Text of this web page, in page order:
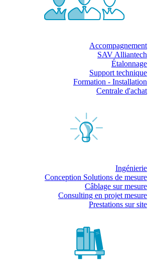
Accompagnement
SAV Alliantech
Étalonnage
Support technique
Formation - Installation
Centrale d'achat
Ingénierie
Conception Solutions de mesure
Câblage sur mesure
Consulting en projet mesure
Prestations sur site